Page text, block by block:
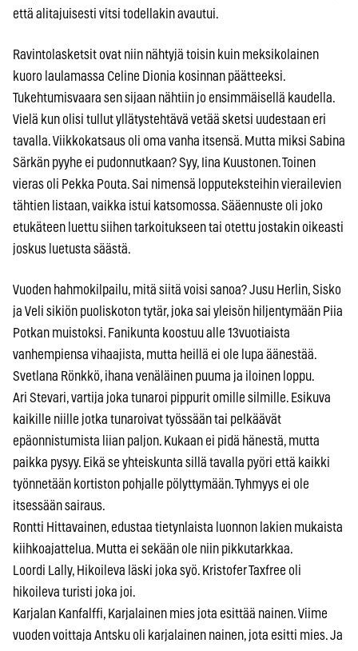
että alitajuisesti vitsi todellakin avautui.
Ravintolasketsit ovat niin nähtyjä toisin kuin meksikolainen
kuoro laulamassa Celine Dionia kosinnan päätteeksi.
Tukehtumisvaara sen sijaan nähtiin jo ensimmäisellä kaudella.
Vielä kun olisi tullut yllätystehtävä vetää sketsi uudestaan eri
tavalla. Viikkokatsaus oli oma vanha itsensä. Mutta miksi Sabina
Särkän pyyhe ei pudonnutkaan? Syy, Iina Kuustonen. Toinen
vieras oli Pekka Pouta. Sai nimensä lopputeksteihin vierailevien
tähtien listaan, vaikka istui katsomossa. Sääennuste oli joko
etukäteen luettu siihen tarkoitukseen tai otettu jostakin oikeasti
joskus luetusta säästä.
Vuoden hahmokilpailu, mitä siitä voisi sanoa? Jusu Herlin, Sisko
ja Veli sikiön puoliskoton tytär, joka sai yleisön hiljentymään Piia
Potkan muistoksi. Fanikunta koostuu alle 13vuotiaista
vanhempiensa vihaajista, mutta heillä ei ole lupa äänestää.
Svetlana Rönkkö, ihana venäläinen puuma ja iloinen loppu.
Ari Stevari, vartija joka tunaroi pippurit omille silmille. Esikuva
kaikille niille jotka tunaroivat työssään tai pelkäävät
epäonnistumista liian paljon. Kukaan ei pidä hänestä, mutta
paikka pysyy. Eikä se yhteiskunta sillä tavalla pyöri että kaikki
työnnetään kortiston pohjalle pölyttymään. Tyhmyys ei ole
itsessään sairaus.
Rontti Hittavainen, edustaa tietynlaista luonnon lakien mukaista
kiihkoajattelua. Mutta ei sekään ole niin pikkutarkkaa.
Loordi Lally, Hikoileva läski joka syö. Kristofer Taxfree oli
hikoileva turisti joka joi.
Karjalan Kanfalffi, Karjalainen mies jota esittää nainen. Viime
vuoden voittaja Antsku oli karjalainen nainen, jota esitti mies. Ja